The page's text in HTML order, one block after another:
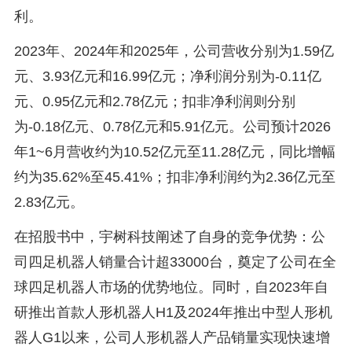
利。
2023年、2024年和2025年，公司营收分别为1.59亿
元、3.93亿元和16.99亿元；净利润分别为-0.11亿
元、0.95亿元和2.78亿元；扣非净利润则分别
为-0.18亿元、0.78亿元和5.91亿元。公司预计2026
年1~6月营收约为10.52亿元至11.28亿元，同比增幅
约为35.62%至45.41%；扣非净利润约为2.36亿元至
2.83亿元。
在招股书中，宇树科技阐述了自身的竞争优势：公
司四足机器人销量合计超33000台，奠定了公司在全
球四足机器人市场的优势地位。同时，自2023年自
研推出首款人形机器人H1及2024年推出中型人形机
器人G1以来，公司人形机器人产品销量实现快速增